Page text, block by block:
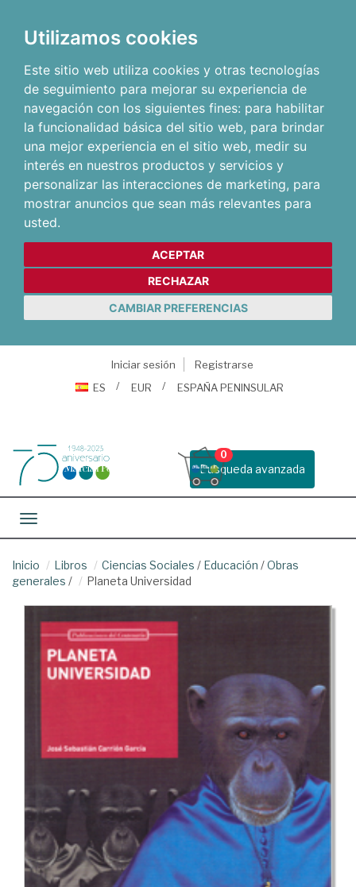
Utilizamos cookies
Este sitio web utiliza cookies y otras tecnologías
de seguimiento para mejorar su experiencia de
navegación con los siguientes fines: para habilitar
la funcionalidad básica del sitio web, para brindar
una mejor experiencia en el sitio web, medir su
interés en nuestros productos y servicios y
personalizar las interacciones de marketing, para
mostrar anuncios que sean más relevantes para
usted.
ACEPTAR
RECHAZAR
CAMBIAR PREFERENCIAS
Iniciar sesión
Registrarse
ES
EUR ESPAÑA PENINSULAR
Busqueda avanzada
0
Toggle navigation
Inicio Libros Ciencias Sociales / Educación /Obras
generales / Planeta Universidad